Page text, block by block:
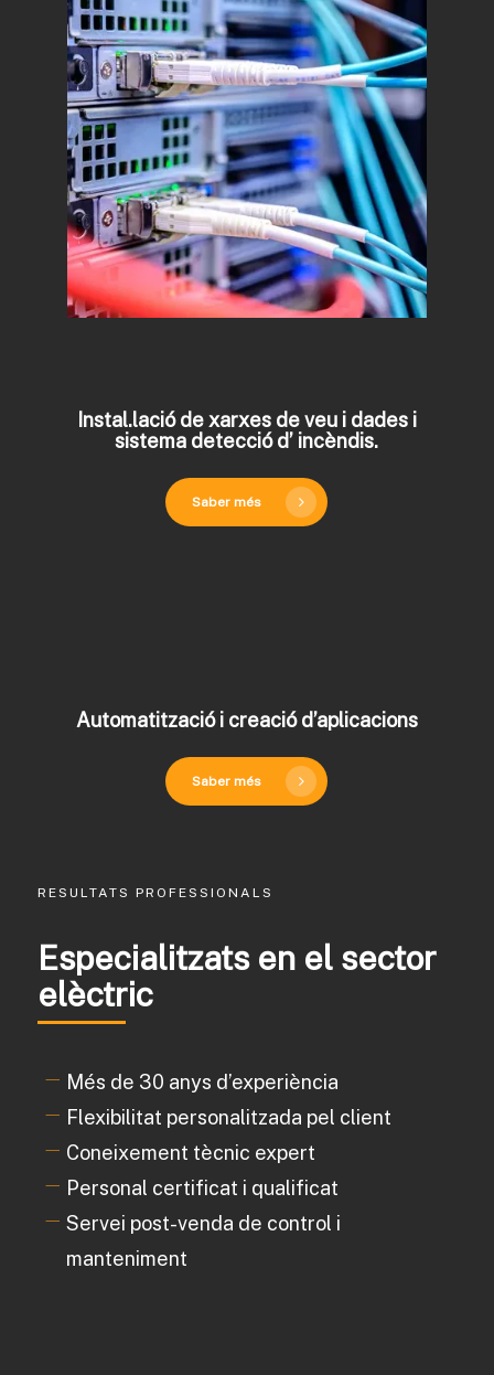
Instal.lació de xarxes de veu i dades i
sistema detecció d’ incèndis.
Saber més
Automatització i creació d’aplicacions
Saber més
RESULTATS PROFESSIONALS
Especialitzats en el sector
elèctric
Més de 30 anys d’experiència
Flexibilitat personalitzada pel client
Coneixement tècnic expert
Personal certificat i qualificat
Servei post-venda de control i
manteniment